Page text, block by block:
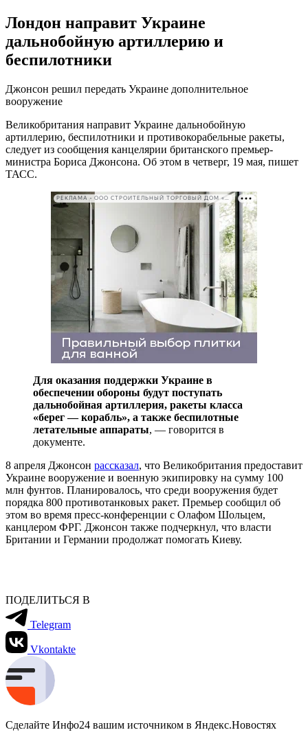
Лондон направит Украине
дальнобойную артиллерию и
беспилотники
Джонсон решил передать Украине дополнительное
вооружение
Великобритания направит Украине дальнобойную
артиллерию, беспилотники и противокорабельные ракеты,
следует из сообщения канцелярии британского премьер-
министра Бориса Джонсона. Об этом в четверг, 19 мая, пишет
ТАСС.
РЕКЛАМА • ООО СТРОИТЕЛЬНЫЙ ТОРГОВЫЙ ДОМ «ПЕТРОВИЧ». ИНН: 7802348846
Для оказания поддержки Украине в
обеспечении обороны будут поступать
дальнобойная артиллерия, ракеты класса
«берег — корабль», а также беспилотные
летательные аппараты, — говорится в
документе.
8 апреля Джонсон рассказал, что Великобритания предоставит
Украине вооружение и военную экипировку на сумму 100
млн фунтов. Планировалось, что среди вооружения будет
порядка 800 противотанковых ракет. Премьер сообщил об
этом во время пресс-конференции с Олафом Шольцем,
канцлером ФРГ. Джонсон также подчеркнул, что власти
Британии и Германии продолжат помогать Киеву.
ПОДЕЛИТЬСЯ В
Telegram
Vkontakte
Сделайте Инфо24 вашим источником в Яндекс.Новостях